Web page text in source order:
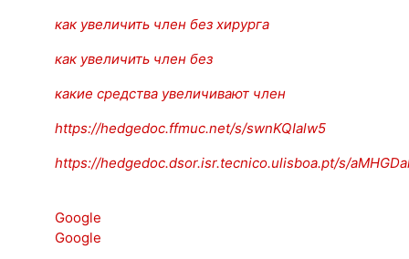
как увеличить член без хирурга
как увеличить член без
какие средства увеличивают член
https://hedgedoc.ffmuc.net/s/swnKQIalw5
https://hedgedoc.dsor.isr.tecnico.ulisboa.pt/s/
Google
Google